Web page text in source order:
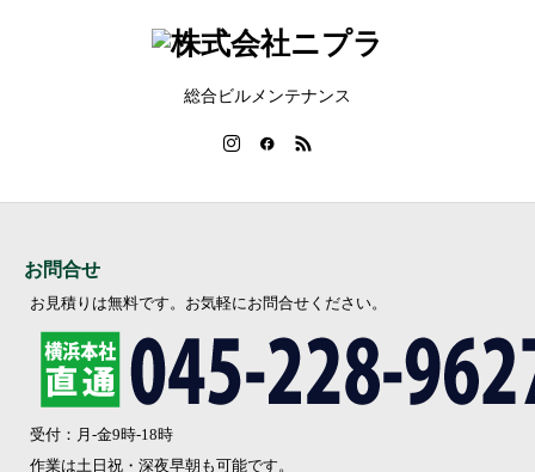
総合ビルメンテナンス
お問合せ
お見積りは無料です。お気軽にお問合せください。
受付：月-金9時-18時
作業は土日祝・深夜早朝も可能です。